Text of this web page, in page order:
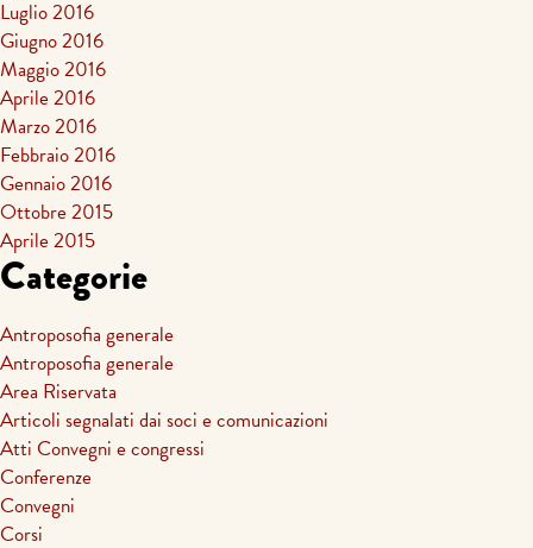
Luglio 2016
Giugno 2016
Maggio 2016
Aprile 2016
Marzo 2016
Febbraio 2016
Gennaio 2016
Ottobre 2015
Aprile 2015
Categorie
Antroposofia generale
Antroposofia generale
Area Riservata
Articoli segnalati dai soci e comunicazioni
Atti Convegni e congressi
Conferenze
Convegni
Corsi